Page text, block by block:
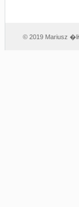
© 2019 Mariusz